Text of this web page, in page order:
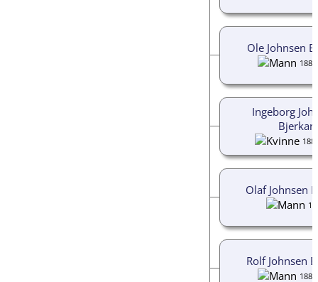
Ole Johnsen
Ingeborg
Bjerkan
Olaf Johnsen
Rolf Johnsen